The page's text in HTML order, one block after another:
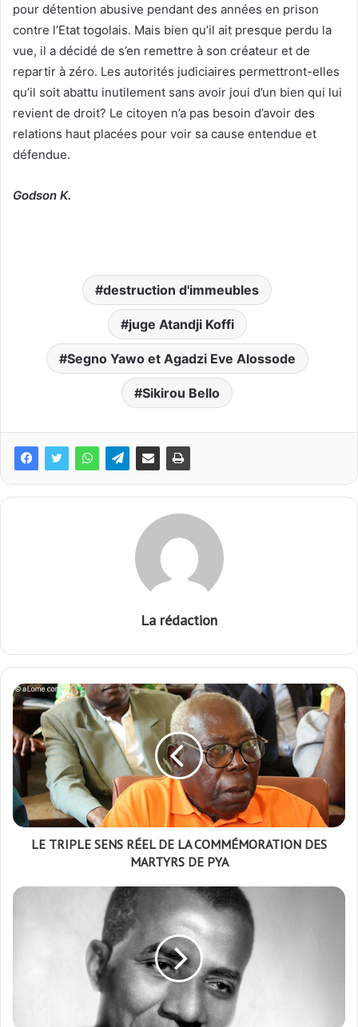
pour détention abusive pendant des années en prison
contre l’Etat togolais. Mais bien qu’il ait presque perdu la
vue, il a décidé de s’en remettre à son créateur et de
repartir à zéro. Les autorités judiciaires permettront-elles
qu’il soit abattu inutilement sans avoir joui d’un bien qui lui
revient de droit? Le citoyen n’a pas besoin d’avoir des
relations haut placées pour voir sa cause entendue et
défendue.
Godson K.
destruction d'immeubles
juge Atandji Koffi
Segno Yawo et Agadzi Eve Alossode
Sikirou Bello
La rédaction
LE TRIPLE SENS RÉEL DE LA COMMÉMORATION DES
MARTYRS DE PYA